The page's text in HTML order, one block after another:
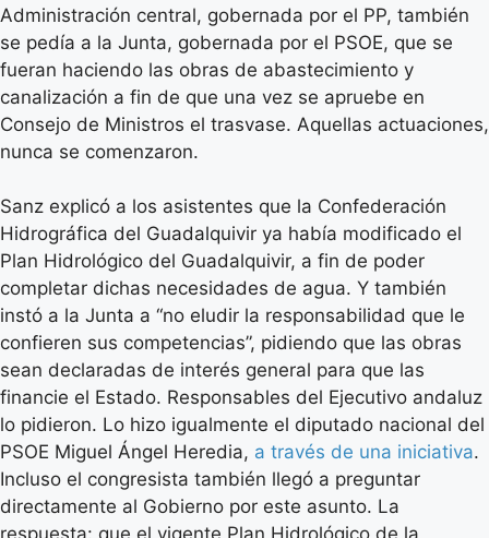
Administración central, gobernada por el PP, también
se pedía a la Junta, gobernada por el PSOE, que se
fueran haciendo las obras de abastecimiento y
canalización a fin de que una vez se apruebe en
Consejo de Ministros el trasvase. Aquellas actuaciones,
nunca se comenzaron.
Sanz explicó a los asistentes que la Confederación
Hidrográfica del Guadalquivir ya había modificado el
Plan Hidrológico del Guadalquivir, a fin de poder
completar dichas necesidades de agua. Y también
instó a la Junta a “no eludir la responsabilidad que le
confieren sus competencias”, pidiendo que las obras
sean declaradas de interés general para que las
financie el Estado. Responsables del Ejecutivo andaluz
lo pidieron. Lo hizo igualmente el diputado nacional del
PSOE Miguel Ángel Heredia, a través de una iniciativa.
Incluso el congresista también llegó a preguntar
directamente al Gobierno por este asunto. La